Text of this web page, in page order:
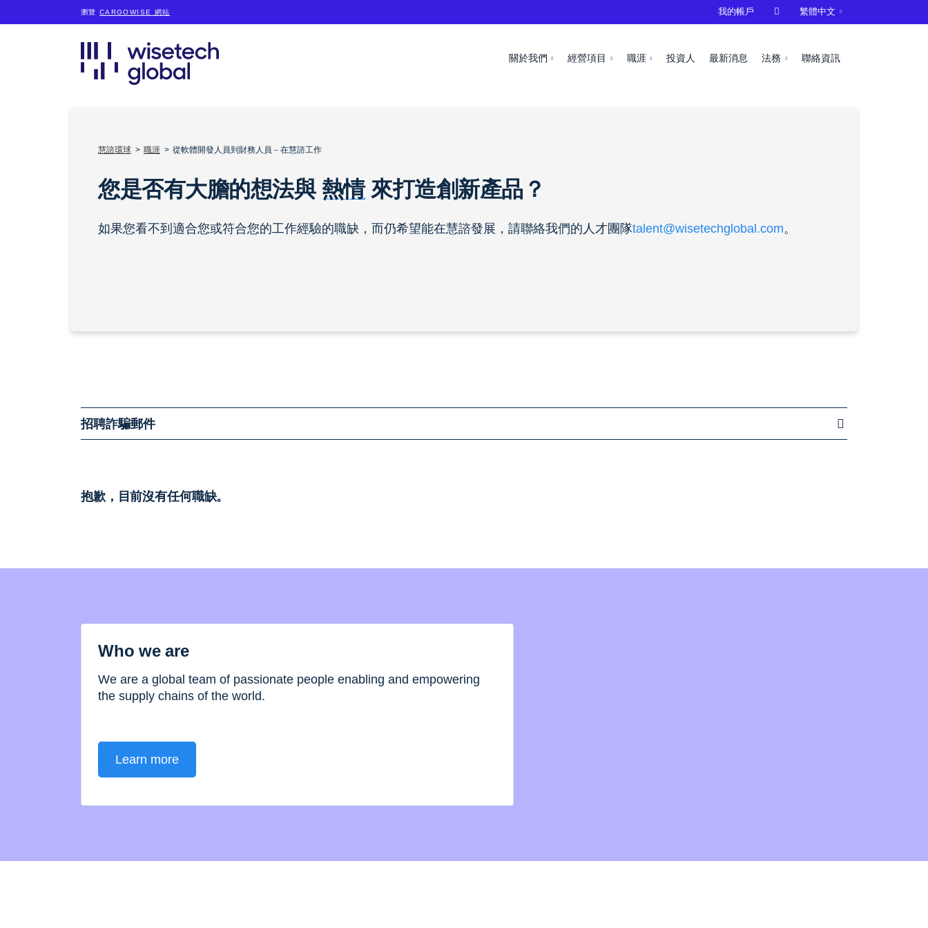
瀏覽CARGOWISE 網站
關於我們 經營項目 職涯 投資人 最新消息 法務 聯絡資訊
我的帳戶  繁體中文
慧諮環球 職涯 從軟體開發人員到財務人員－在慧諮工作
您是否有大膽的想法與 熱情來打造創新產品？
如果您看不到適合您或符合您的工作經驗的職缺，而仍希望能在慧諮發展，請聯絡我們的人才團隊talent@wisetechglobal.com。
招聘詐騙郵件
抱歉，目前沒有任何職缺。
Who we are
We are a global team of passionate people enabling and empowering
the supply chains of the world.
Learn more